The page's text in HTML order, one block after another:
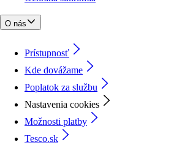
O nás
Prístupnosť
Kde dovážame
Poplatok za službu
Nastavenia cookies
Možnosti platby
Tesco.sk